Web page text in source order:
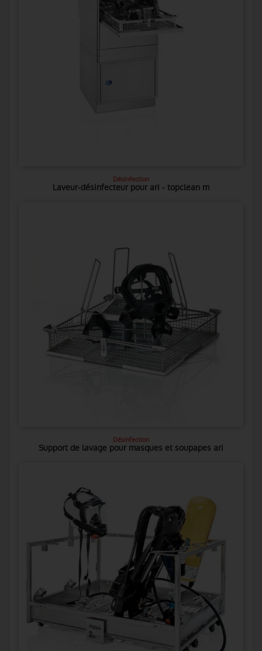
Désinfection
Laveur-désinfecteur pour ari - topclean m
Désinfection
Support de lavage pour masques et soupapes ari